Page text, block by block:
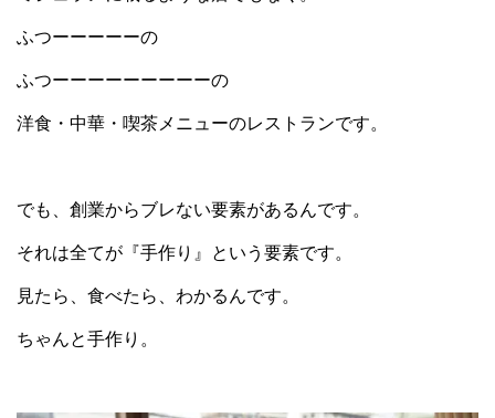
ふつーーーーーの
ふつーーーーーーーーーの
洋食・中華・喫茶メニューのレストランです。
でも、創業からブレない要素があるんです。
それは全てが『手作り』という要素です。
見たら、食べたら、わかるんです。
ちゃんと手作り。